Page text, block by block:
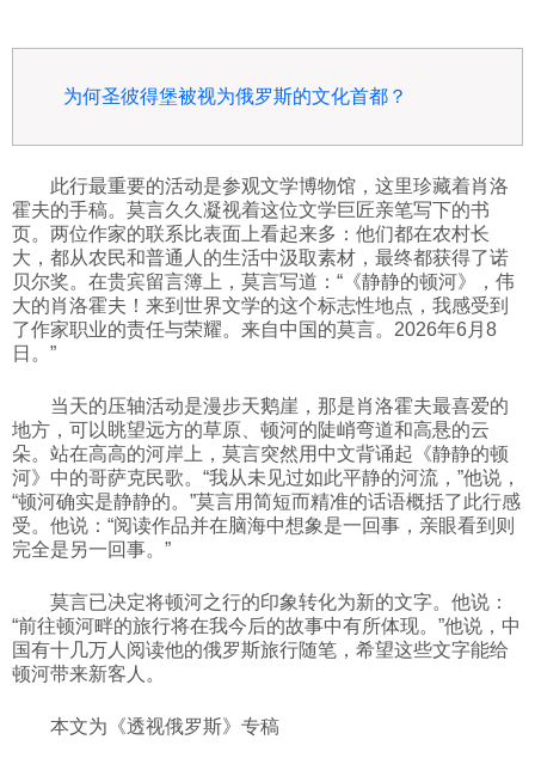
为何圣彼得堡被视为俄罗斯的文化首都？
此行最重要的活动是参观文学博物馆，这里珍藏着肖洛
霍夫的手稿。莫言久久凝视着这位文学巨匠亲笔写下的书
页。两位作家的联系比表面上看起来多：他们都在农村长
大，都从农民和普通人的生活中汲取素材，最终都获得了诺
贝尔奖。在贵宾留言簿上，莫言写道：“《静静的顿河》，伟
大的肖洛霍夫！来到世界文学的这个标志性地点，我感受到
了作家职业的责任与荣耀。来自中国的莫言。2026年6月8
日。”
当天的压轴活动是漫步天鹅崖，那是肖洛霍夫最喜爱的
地方，可以眺望远方的草原、顿河的陡峭弯道和高悬的云
朵。站在高高的河岸上，莫言突然用中文背诵起《静静的顿
河》中的哥萨克民歌。“我从未见过如此平静的河流，”他说，
“顿河确实是静静的。”莫言用简短而精准的话语概括了此行感
受。他说：“阅读作品并在脑海中想象是一回事，亲眼看到则
完全是另一回事。”
莫言已决定将顿河之行的印象转化为新的文字。他说：
“前往顿河畔的旅行将在我今后的故事中有所体现。”他说，中
国有十几万人阅读他的俄罗斯旅行随笔，希望这些文字能给
顿河带来新客人。
本文为《透视俄罗斯》专稿